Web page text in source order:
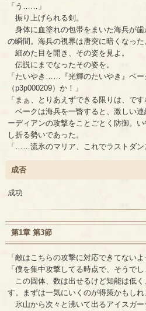
「う……」
振り上げられる剣。
身体に血塗れの包帯をまいた海兵が
の瞬間。海兵の視界は唐突に暗くなった
細めた目を開き、その姿を見よ。
伝説にまでなったその姿を。
「たいやき……『光輝のたいやき』ベー
（p3p000209）か！」
「まぁ、とりあえずできる限りは、です
ベークは海兵を一瞥すると、激しい
ーディアンの攻撃をことごとく防御。
し折る勢いであった。
「……流氷のマリア、これでラストダン
成否
成功
第1章 第3節
「敵はこちらの攻撃に対応できてない
「僕を集中攻撃してる時点で、そうでし
この固体、数は出せるけど知能は低
す。まずは一気にいくのが得策かもしれ
氷山から次々と沸いて出るアイスガー